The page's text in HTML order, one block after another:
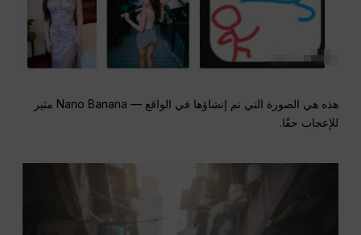
هذه هي الصورة التي تم إنشاؤها في الواقع — Nano Banana مثير
للإعجاب حقًا.